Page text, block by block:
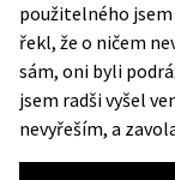
použitelného jsem
řekl, že o ničem
sám, oni byli
jsem radši vyšel
nevyřeším, a